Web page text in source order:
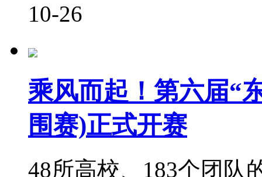
10-26
乘风而起！第六届“
围赛)正式开赛
48所高校、183个团